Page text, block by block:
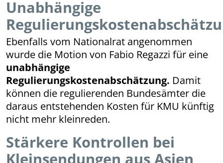
Unabhängige
Ebenfalls vom Nationalrat angenommen
wurde die Motion von Fabio Regazzi für eine
unabhängige
Regulierungskostenabschätzung. Damit
können die regulierenden Bundesämter die
daraus entstehenden Kosten für KMU künftig
nicht mehr kleinreden.
Stärkere Kontrollen bei
Kleinsendungen aus Asien